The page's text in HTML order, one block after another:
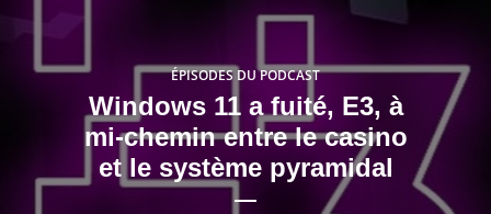
ÉPISODES DU PODCAST
Windows 11 a fuité, E3, à
mi-chemin entre le casino
et le système pyramidal